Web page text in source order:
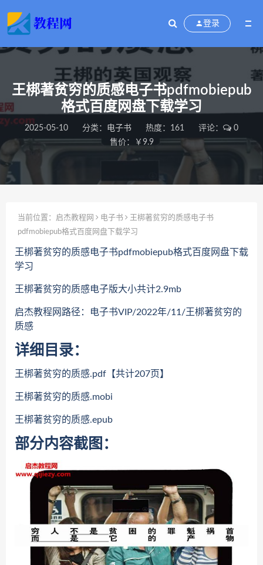
登录
王梆著贫穷的质感电子书pdfmobiepub
格式百度网盘下载学习
2025-05-10 分类： 电子书 热度：161 评论：
0
售价：￥9.9
当前位置： 启杰教程网 电子书
王梆著贫穷的质感电子书
pdfmobiepub格式百度网盘下载学习
王梆著贫穷的质感电子书pdfmobiepub格式百度网盘下载
学习
王梆著贫穷的质感电子版大小共计2.9mb
启杰教程网路径：电子书VIP/2022年/11/王梆著贫穷的
质感
详细目录：
王梆著贫穷的质感.pdf【共计207页】
王梆著贫穷的质感.mobi
王梆著贫穷的质感.epub
部分内容截图：